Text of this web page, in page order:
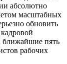
абсолютно
масштабных
обновить
ближайшие пять
рабочих